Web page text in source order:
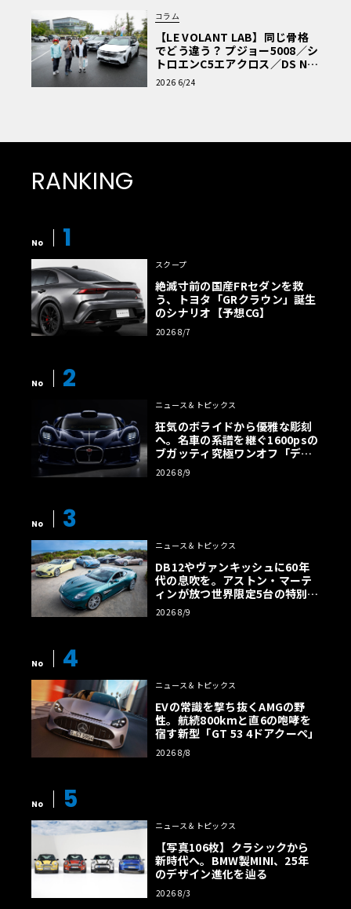
コラム
【LE VOLANT LAB】同じ骨格
でどう違う？ プジョー5008／シ
トロエンC5エアクロス／DS Nº4
読者一気乗りレポート
2026 6/24
RANKING
No 1
スクープ
絶滅寸前の国産FRセダンを救
う、トヨタ「GRクラウン」誕生
のシナリオ【予想CG】
2026 8/7
No 2
ニュース＆トピックス
狂気のボライドから優雅な彫刻
へ。名車の系譜を継ぐ1600psの
ブガッティ究極ワンオフ「デス
トリエ」
2026 8/9
No 3
ニュース＆トピックス
DB12やヴァンキッシュに60年
代の息吹を。アストン・マーテ
ィンが放つ世界限定5台の特別コ
レクション
2026 8/9
No 4
ニュース＆トピックス
EVの常識を撃ち抜くAMGの野
性。航続800kmと直6の咆哮を
宿す新型「GT 53 4ドアクーペ」
2026 8/8
No 5
ニュース＆トピックス
【写真106枚】クラシックから
新時代へ。BMW製MINI、25年
のデザイン進化を辿る
2026 8/3